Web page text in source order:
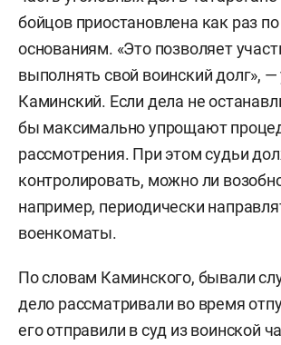
бойцов приостановлена как раз
основаниям. «Это позволяет
выполнять свой воинский долг», —
Каминский. Если дела не
бы максимально упрощают
рассмотрения. При этом судьи
контролировать, можно ли
например, периодически
военкоматы.
По словам Каминского, бывали
дело рассматривали во время
его отправили в суд из воинской